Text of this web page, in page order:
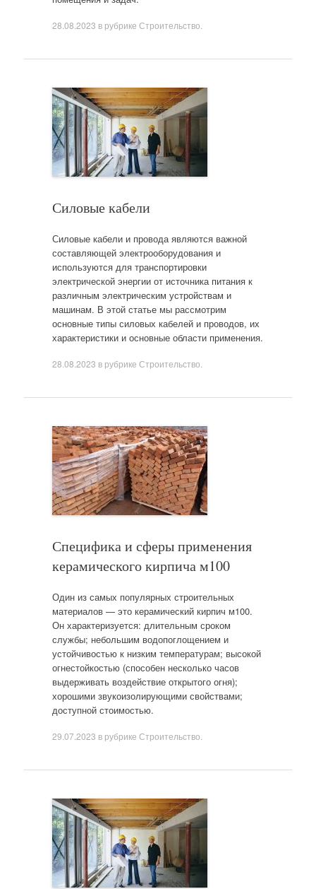
28.08.2023 в рубрике Строительство
Силовые кабели
Силовые кабели и провода являются важной
составляющей электрооборудования и
используются для транспортировки
электрической энергии от источника питания к
различным электрическим устройствам и
машинам. В этой статье мы рассмотрим
основные типы силовых кабелей и проводов, их
характеристики и основные области применения.
28.08.2023 в рубрике Строительство
Специфика и сферы применения
керамического кирпича м100
Один из самых популярных строительных
материалов — это керамический кирпич м100.
Он характеризуется: длительным сроком
службы; небольшим водопоглощением и
устойчивостью к низким температурам; высокой
огнестойкостью (способен несколько часов
выдерживать воздействие открытого огня);
хорошими звукоизолирующими свойствами;
доступной стоимостью.
29.07.2023 в рубрике Строительство